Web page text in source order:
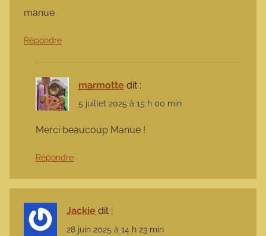
manue
Répondre
marmotte dit :
5 juillet 2025 à 15 h 00 min
Merci beaucoup Manue !
Répondre
Jackie dit :
28 juin 2025 à 14 h 23 min